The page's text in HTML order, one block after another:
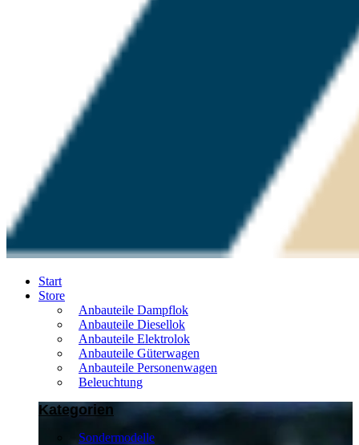
Start
Store
Anbauteile Dampflok
Anbauteile Diesellok
Anbauteile Elektrolok
Anbauteile Güterwagen
Anbauteile Personenwagen
Beleuchtung
Kategorien
Sondermodelle